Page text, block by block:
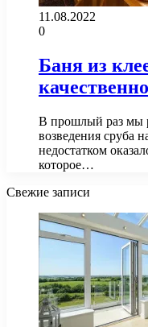
11.08.2022
0
Баня из
качественно
В прошлый раз мы
возведения сруба
недостатком
которое…
Свежие записи